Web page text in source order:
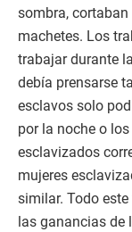
sombra,
machetes. Los
trabajar durante
debía prensarse
esclavos solo
por la noche o
esclavizados
mujeres
similar. Todo
las ganancias de